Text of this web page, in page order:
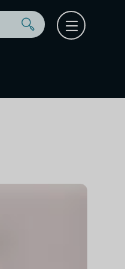
Buscar
Open